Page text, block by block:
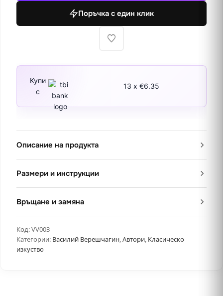
със
Поръчка с един клик
Купи
с
13 x €6.35
Описание на продукта
Размери и инструкции
Връщане и замяна
Код:VV003
Категории: Василий Верешчагин,Автори, Класическо
изкуство